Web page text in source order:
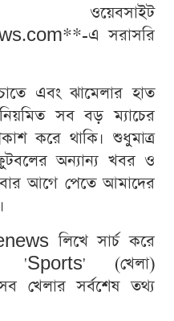
এ সরাসরি
এবং ঝামেলার হাত
সব বড় ম্যাচের
করে থাকি। শুধুমাত্র
অন্যান্য খবর ও
আগে পেতে আমাদের
লিখে সার্চ করে
'Sports' (খেলা)
খেলার সর্বশেষ তথ্য